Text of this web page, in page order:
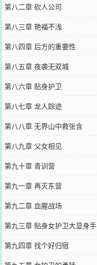
第八二章 砍人公司
第八三章 艳福不浅
第八四章 后方的重要性
第八五章 夜袭无双城
第八六章 贴身护卫
第八七章 龙人踪迹
第八八章 无界山中救张含
第八九章 父女相见
第九十章 青训营
第九一章 再灭东营
第九二章 血腥战场
第九三章 贴身女护卫大显身手
第九四章 找个好归宿